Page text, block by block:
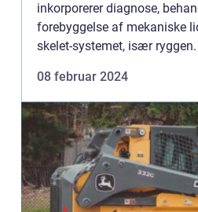
inkorporerer diagnose,
forebyggelse af mekaniske
skelet-systemet, især
nakkesmerter, hovedpine og
08 februar 2024